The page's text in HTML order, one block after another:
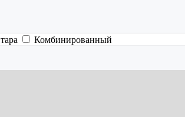
Комбинированный